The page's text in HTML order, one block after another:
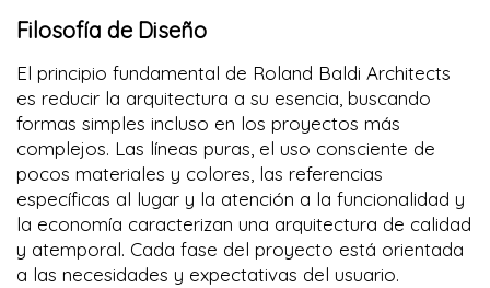
Filosofía de Diseño
El principio fundamental de Roland Baldi Architects
es reducir la arquitectura a su esencia, buscando
formas simples incluso en los proyectos más
complejos. Las líneas puras, el uso consciente de
pocos materiales y colores, las referencias
específicas al lugar y la atención a la funcionalidad y
la economía caracterizan una arquitectura de calidad
y atemporal. Cada fase del proyecto está orientada
a las necesidades y expectativas del usuario.